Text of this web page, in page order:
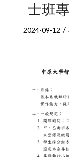
士班
2024-09-12 /